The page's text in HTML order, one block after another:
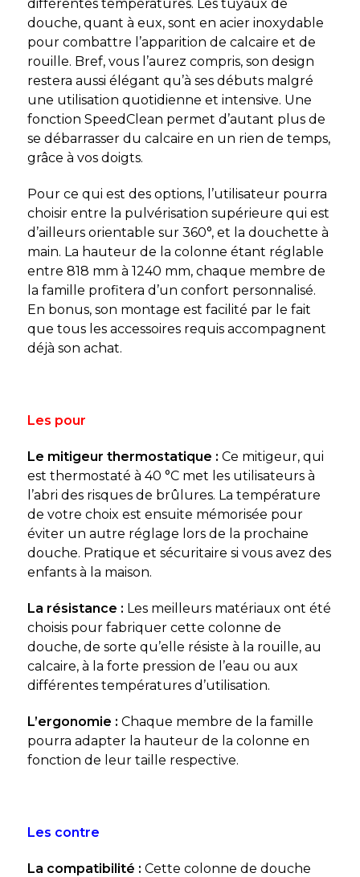
différentes températures. Les tuyaux de
douche, quant à eux, sont en acier inoxydable
pour combattre l’apparition de calcaire et de
rouille. Bref, vous l’aurez compris, son design
restera aussi élégant qu’à ses débuts malgré
une utilisation quotidienne et intensive. Une
fonction SpeedClean permet d’autant plus de
se débarrasser du calcaire en un rien de temps,
grâce à vos doigts.
Pour ce qui est des options, l’utilisateur pourra
choisir entre la pulvérisation supérieure qui est
d’ailleurs orientable sur 360°, et la douchette à
main. La hauteur de la colonne étant réglable
entre 818 mm à 1240 mm, chaque membre de
la famille profitera d’un confort personnalisé.
En bonus, son montage est facilité par le fait
que tous les accessoires requis accompagnent
déjà son achat.
Les pour
Le mitigeur thermostatique : Ce mitigeur, qui
est thermostaté à 40 °C met les utilisateurs à
l’abri des risques de brûlures. La température
de votre choix est ensuite mémorisée pour
éviter un autre réglage lors de la prochaine
douche. Pratique et sécuritaire si vous avez des
enfants à la maison.
La résistance : Les meilleurs matériaux ont été
choisis pour fabriquer cette colonne de
douche, de sorte qu’elle résiste à la rouille, au
calcaire, à la forte pression de l’eau ou aux
différentes températures d’utilisation.
L’ergonomie : Chaque membre de la famille
pourra adapter la hauteur de la colonne en
fonction de leur taille respective.
Les contre
La compatibilité : Cette colonne de douche